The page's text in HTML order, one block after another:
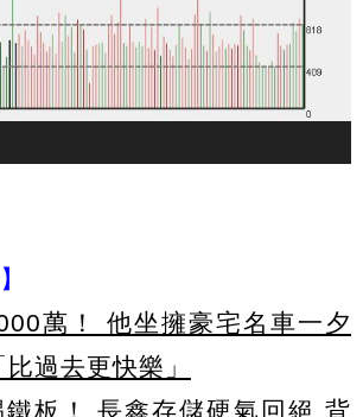
萬！ 他坐擁豪宅名車一夕
過去更快樂」
板！ 長鑫存儲硬氣回絕 背